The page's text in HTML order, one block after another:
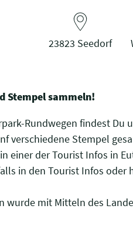
23823 Seedorf
Stempel sammeln!
Rundwegen findest Du
verschiedene Stempel
einer der Tourist Infos in
in den Tourist Infos oder
wurde mit Mitteln des